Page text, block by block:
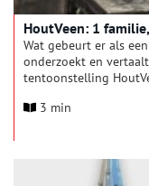
HoutVeen: 1
Wat gebeurt er als
onderzoekt en
tentoonstelling
en Marja van Hout en
3 min